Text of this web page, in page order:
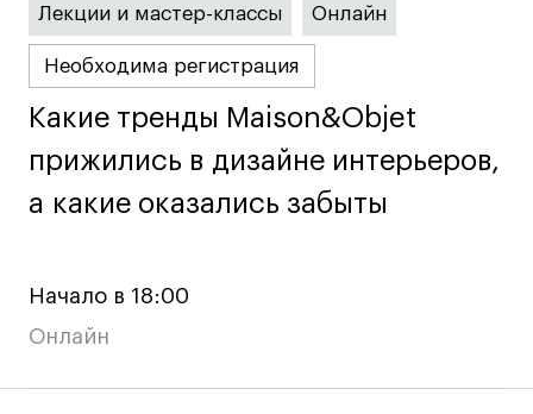
Партнеры
Связи с индустрией
Контакты
Поступающим
Стоимость обучения
Иностранным студентам
Лекции и мастер-классы Онлайн
Необходима регистрация
Какие тренды Maison&Objet
прижились в дизайне интерьеров,
а какие оказались забыты
Какие тренды Maison&Objet
прижились в дизайне интерьеров,
а какие оказались забыты
Начало в 18:00
Онлайн